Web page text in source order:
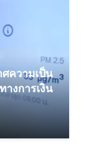
ความเป็น
งการเงิน